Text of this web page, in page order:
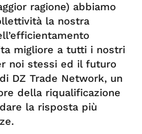
ragione) abbiamo
la nostra
migliore a tutti i nostri
noi stessi ed il futuro
DZ Trade Network, un
della riqualificazione
la risposta più